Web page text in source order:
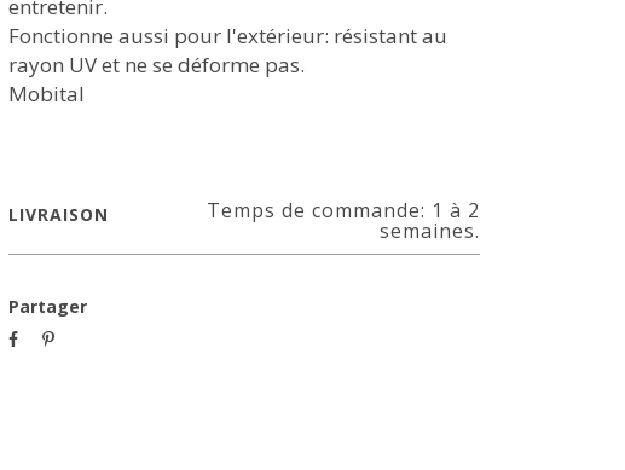
entretenir.
Fonctionne aussi pour l'extérieur: résistant au
rayon UV et ne se déforme pas.
Mobital
LIVRAISON Temps de commande: 1 à 2
semaines.
Partager